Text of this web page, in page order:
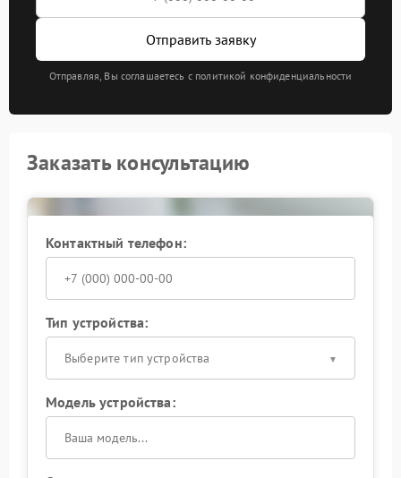
Отправить заявку
Отправляя, Вы соглашаетесь с политикой конфиденциальности
Заказать консультацию
Контактный телефон:
Тип устройства:
Выберите тип устройства
Модель устройства: